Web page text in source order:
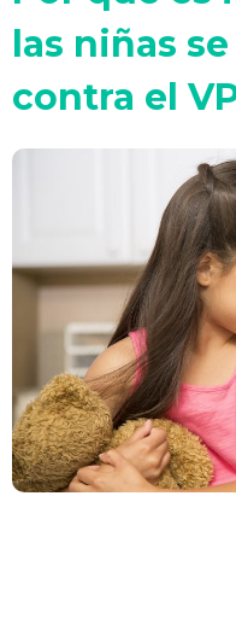
las niñas
contra el